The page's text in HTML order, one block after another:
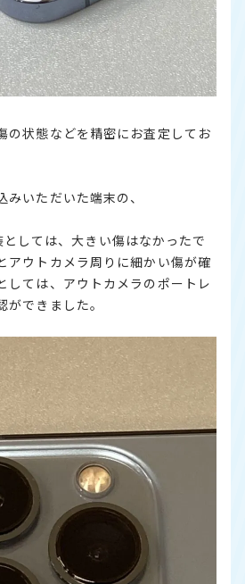
の状態などを精密にお査定してお
いただいた端末の、
しては、大きい傷はなかったで
アウトカメラ周りに細かい傷が確
しては、アウトカメラのポートレ
できました。